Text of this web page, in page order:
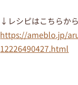
↓レシピはこちらから
https://ameblo.jp/
12226490427.html